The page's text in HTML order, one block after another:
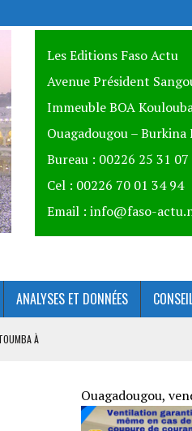
Les Editions Faso Actu
Avenue Président
Immeuble BOA
Ouagadougou – Burkina
Bureau : 00226 25 31
Cel : 00226 70 01 34 94
Email : info@faso-
ANALYSES ET DONNÉES
À
UN
Ouagadougou,